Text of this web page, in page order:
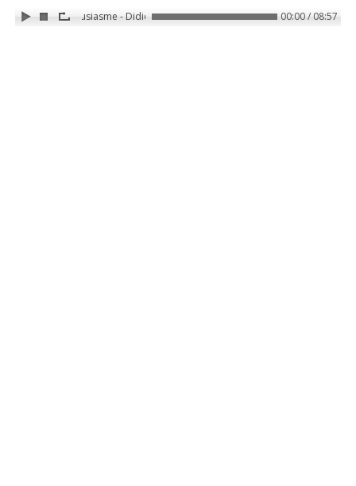
force de l'enthousiasme - Didier Pénissard 00:00 / 08:57